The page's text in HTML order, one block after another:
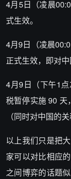
4月5日（凌晨
式生效。
4月9日（凌晨
正式生效，即对
4月9日（下午1
税暂停实施 90 天
（同时对中国的
以上我们只是把
家可以对比相应
之间博弈的话题